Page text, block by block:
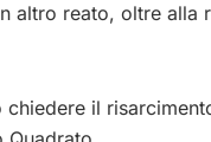
altro reato, oltre alla
il